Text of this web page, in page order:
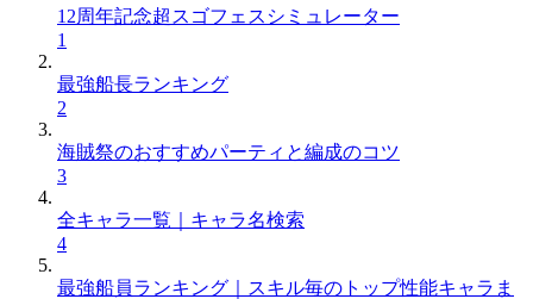
12周年記念超スゴフェスシミュレーター
1
最強船長ランキング
2
海賊祭のおすすめパーティと編成のコツ
3
全キャラ一覧｜キャラ名検索
4
最強船員ランキング｜スキル毎のトップ性能キャラま